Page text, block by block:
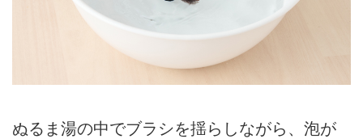
ぬるま湯の中でブラシを揺らしながら、泡が